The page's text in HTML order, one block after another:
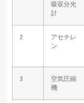
吸収分光
計
2
アセチレ
ン
3
空気圧縮
機